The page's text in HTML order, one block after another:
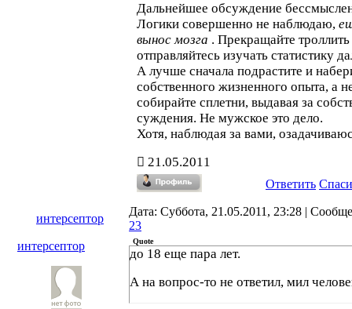
Дальнейшее обсуждение
Логики совершенно не наблюдаю,
вынос мозга . Прекращайте
отправляйтесь изучать статистику
А лучше сначала подрастите и
собственного жизненного опыта, а
собирайте сплетни, выдавая за
суждения. Не мужское это дело.
Хотя, наблюдая за вами,
21.05.2011
Ответить
интерсептор
Дата: Суббота, 21.05.2011, 23:28 |
23
интерсептор
Quote
до 18 еще пара лет.
А на вопрос-то не ответил, мил